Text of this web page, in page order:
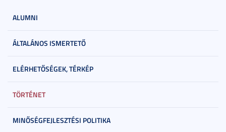
ALUMNI
ÁLTALÁNOS ISMERTETŐ
ELÉRHETŐSÉGEK, TÉRKÉP
TÖRTÉNET
MINŐSÉGFEJLESZTÉSI POLITIKA